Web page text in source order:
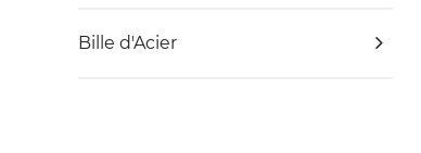
Bille d'Acier